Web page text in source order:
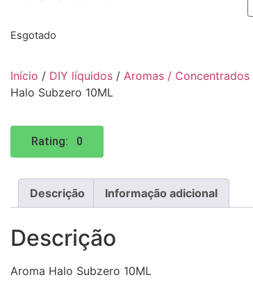
Esgotado
Início / DIY líquidos / Aromas / Concentrados
Halo Subzero 10ML
Rating: 0
Descrição Informação adicional
Descrição
Aroma Halo Subzero 10ML